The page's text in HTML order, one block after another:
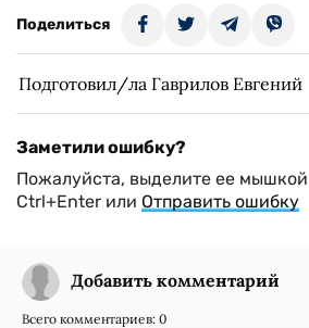
Поделиться
Подготовил/ла Гаврилов Евгений
Заметили ошибку?
Пожалуйста, выделите ее
Ctrl+Enter или Отправить ошибку
Добавить комментарий
Всего комментариев: 0